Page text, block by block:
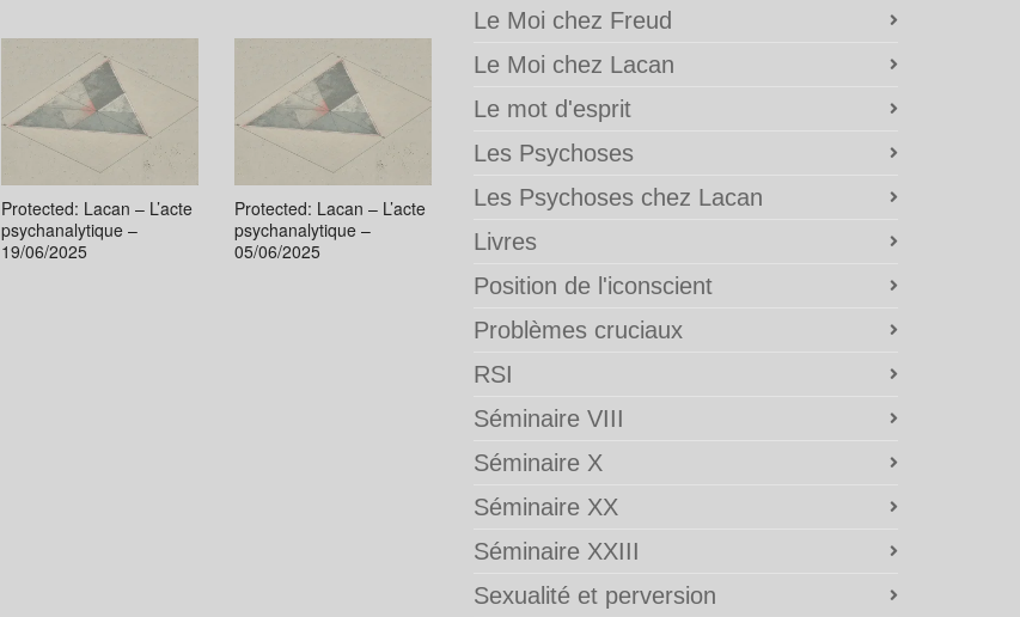
Protected: Lacan – L’acte
psychanalytique –
19/06/2025
Protected: Lacan – L’acte
psychanalytique –
05/06/2025
Le Moi chez Freud
Le Moi chez Lacan
Le mot d'esprit
Les Psychoses
Les Psychoses chez Lacan
Livres
Position de l'iconscient
Problèmes cruciaux
RSI
Séminaire VIII
Séminaire X
Séminaire XX
Séminaire XXIII
Sexualité et perversion